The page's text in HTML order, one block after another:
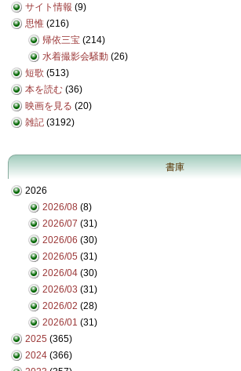
サイト情報 (9)
思惟 (216)
帰依三宝 (214)
水着撮影会騒動 (26)
短歌 (513)
本を読む (36)
映画を見る (20)
雑記 (3192)
書庫
2026
2026/08 (8)
2026/07 (31)
2026/06 (30)
2026/05 (31)
2026/04 (30)
2026/03 (31)
2026/02 (28)
2026/01 (31)
2025 (365)
2024 (366)